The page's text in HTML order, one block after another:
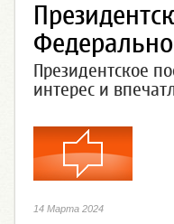
Президентское
интерес и
14 Марта 2024